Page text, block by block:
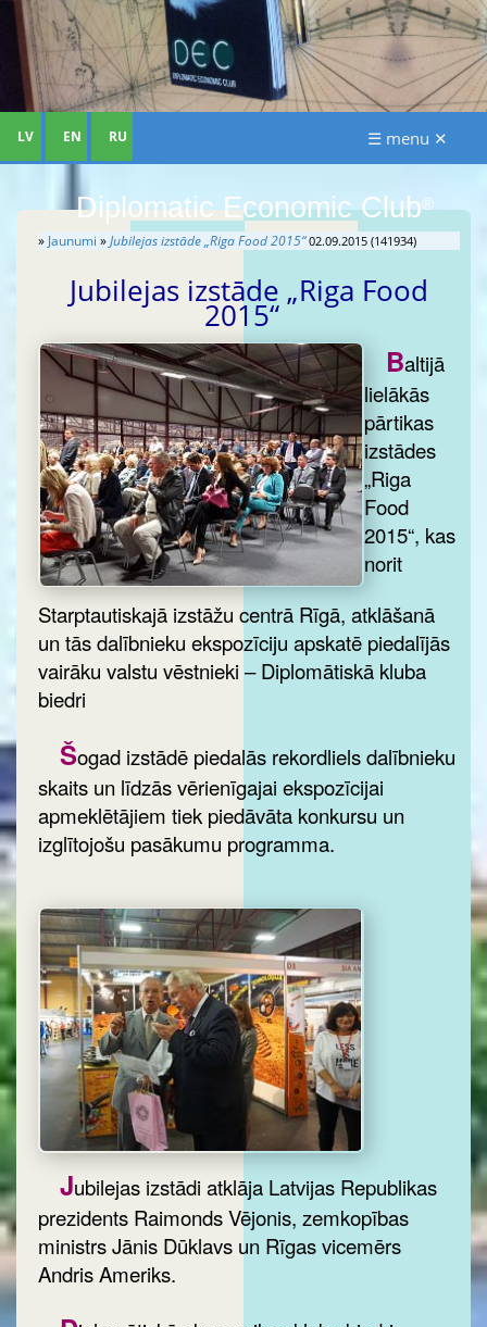
Diplomatic Economic Club®
LV EN RU ☰ menu ✕
» Jaunumi »Jubilejas izstāde „Riga Food 2015“ 02.09.2015 (141934)
Jubilejas izstāde „Riga Food
2015“
Baltijā
lielākās
pārtikas
izstādes
„Riga
Food
2015“, kas
norit
Starptautiskajā izstāžu centrā Rīgā, atklāšanā
un tās dalībnieku ekspozīciju apskatē piedalījās
vairāku valstu vēstnieki – Diplomātiskā kluba
biedri
Šogad izstādē piedalās rekordliels dalībnieku
skaits un līdzās vērienīgajai ekspozīcijai
apmeklētājiem tiek piedāvāta konkursu un
izglītojošu pasākumu programma.
Jubilejas izstādi atklāja Latvijas Republikas
prezidents Raimonds Vējonis, zemkopības
ministrs Jānis Dūklavs un Rīgas vicemērs
Andris Ameriks.